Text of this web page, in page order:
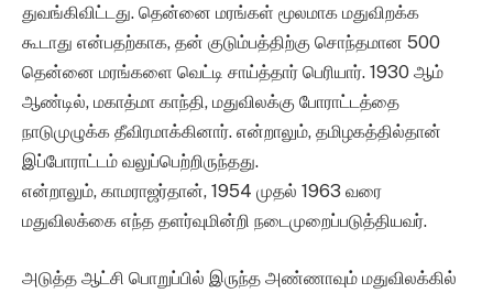
துவங்கிவிட்டது. தென்னை மரங்கள் மூலமாக மதுவிறக்க
கூடாது என்பதற்காக, தன் குடும்பத்திற்கு சொந்தமான 500
தென்னை மரங்களை வெட்டி சாய்த்தார் பெரியார். 1930 ஆம்
ஆண்டில், மகாத்மா காந்தி, மதுவிலக்கு போராட்டத்தை
நாடுமுழுக்க தீவிரமாக்கினார். என்றாலும், தமிழகத்தில்தான்
இப்போராட்டம் வலுப்பெற்றிருந்தது.
என்றாலும், காமராஜர்தான், 1954 முதல் 1963 வரை
மதுவிலக்கை எந்த தளர்வுமின்றி நடைமுறைப்படுத்தியவர்.
அடுத்த ஆட்சி பொறுப்பில் இருந்த அண்ணாவும் மதுவிலக்கில்